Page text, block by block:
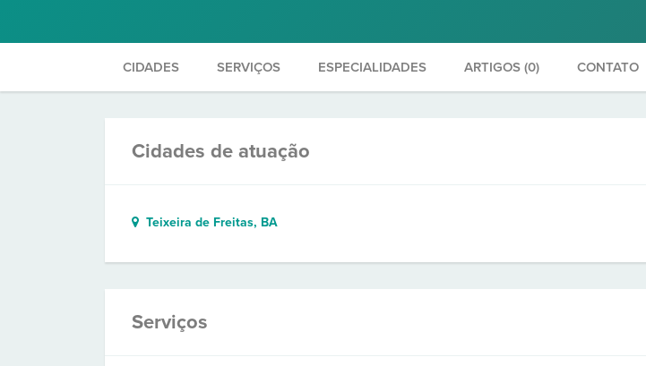
CIDADES SERVIÇOS ESPECIALIDADES ARTIGOS (0) CONTATO
Cidades de atuação
Teixeira de Freitas, BA
Serviços